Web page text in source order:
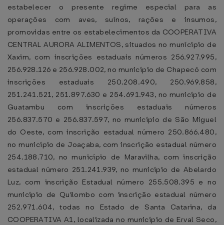
estabelecer o presente regime especial para as
operações com aves, suínos, rações e insumos,
promovidas entre os estabelecimentos da COOPERATIVA
CENTRAL AURORA ALIMENTOS, situados no munícipio de
Xaxim, com inscrições estaduais números 256.927.995,
256.928.126 e 256.928.002, no município de Chapecó com
inscrições estaduais 250.208.490, 250.969.858,
251.241.521, 251.897.630 e 254.691.943, no município de
Guatambu com inscrições estaduais números
256.837.570 e 256.837.597, no município de São Miguel
do Oeste, com inscrição estadual número 250.866.480,
no município de Joaçaba, com inscrição estadual número
254.188.710, no município de Maravilha, com inscrição
estadual número 251.241.939, no município de Abelardo
Luz, com inscrição Estadual número 255.508.395 e no
município de Quilombo com inscrição estadual número
252.971.604, todas no Estado de Santa Catarina, da
COOPERATIVA A1, localizada no município de Erval Seco,